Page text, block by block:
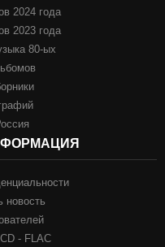
2024 года
2023 года
80-ых
новость
- FLAC